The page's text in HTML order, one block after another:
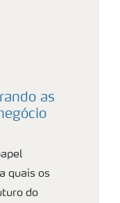
as
quais os
do